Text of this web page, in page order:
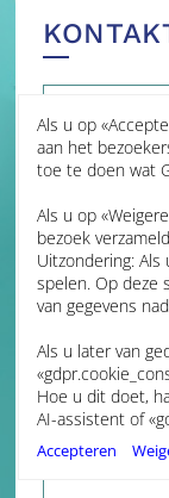
E-
Uw naam
Uw e-mail
Uw bericht
Als u op
aan het
toe te doen wat
Als u op
bezoek
Uitzondering:
spelen. Op deze
van gegevens
Als u later van
Hoe u dit doet,
AI-assistent of
Accepteren